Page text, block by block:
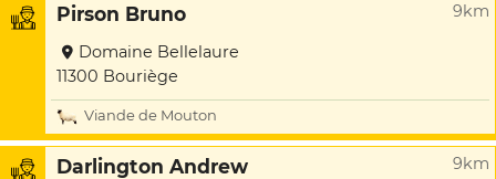
Pirson Bruno 9km
Domaine Bellelaure
11300 Bouriège
Viande de Mouton
Darlington Andrew 9km